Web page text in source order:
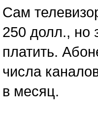
Сам
250 долл., но
платить.
числа
в месяц.